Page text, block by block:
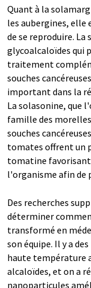
Quant à la
les aubergines, elle
de se reproduire.
glycoalcaloïdes qui
traitement
souches
important dans la
La solasonine, que
famille des
souches
tomates offrent un
tomatine
l'organisme afin de
Des recherches
déterminer
transformé en
son équipe. Il y a
haute température
alcaloïdes, et on a
nanoparticules